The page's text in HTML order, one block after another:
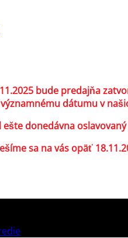
bude predajňa
dátumu v
ešte donedávna
sa na vás opäť